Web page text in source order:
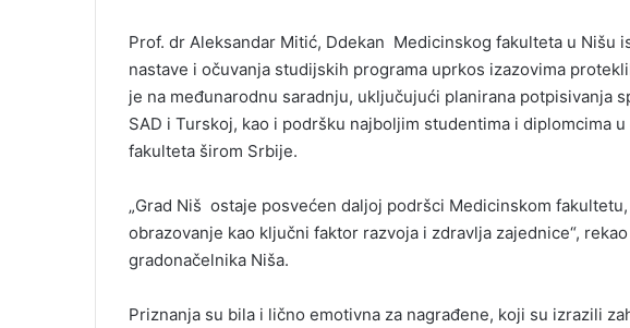
Prof. dr Aleksandar Mitić, Ddekan Medicinskog fakulteta u Nišu
nastave i očuvanja studijskih programa uprkos izazovima
je na međunarodnu saradnju, uključujući planirana potpisivanja
SAD i Turskoj, kao i podršku najboljim studentima i diplomcima
fakulteta širom Srbije.
„Grad Niš ostaje posvećen daljoj podršci Medicinskom
obrazovanje kao ključni faktor razvoja i zdravlja zajednice“,
gradonačelnika Niša.
Priznanja su bila i lično emotivna za nagrađene, koji su izrazili